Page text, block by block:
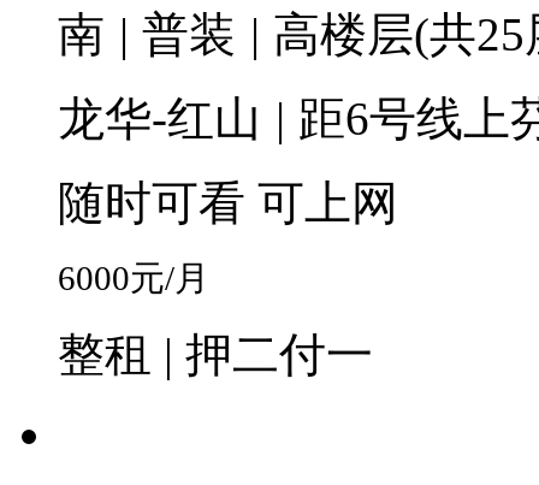
南 | 普装 | 高楼层(共
龙华-红山 | 距6号线上
随时可看 可上网
6000元/月
整租 | 押二付一